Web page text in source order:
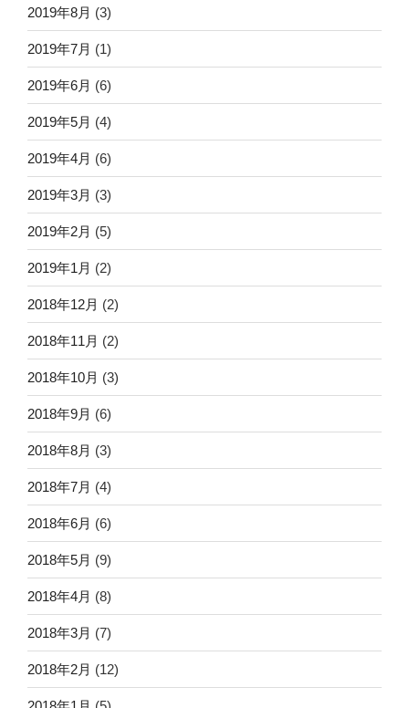
2019年8月 (3)
2019年7月 (1)
2019年6月 (6)
2019年5月 (4)
2019年4月 (6)
2019年3月 (3)
2019年2月 (5)
2019年1月 (2)
2018年12月 (2)
2018年11月 (2)
2018年10月 (3)
2018年9月 (6)
2018年8月 (3)
2018年7月 (4)
2018年6月 (6)
2018年5月 (9)
2018年4月 (8)
2018年3月 (7)
2018年2月 (12)